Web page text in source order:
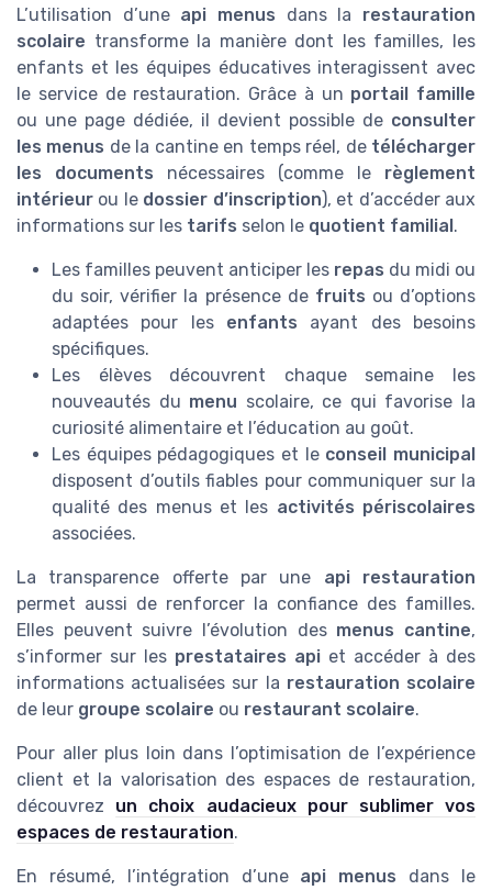
L’utilisation d’une api menus dans la restauration
scolaire transforme la manière dont les familles, les
enfants et les équipes éducatives interagissent avec
le service de restauration. Grâce à un portail famille
ou une page dédiée, il devient possible de consulter
les menus de la cantine en temps réel, de télécharger
les documents nécessaires (comme le règlement
intérieur ou le dossier d’inscription), et d’accéder aux
informations sur les tarifs selon le quotient familial.
Les familles peuvent anticiper les repas du midi ou
du soir, vérifier la présence de fruits ou d’options
adaptées pour les enfants ayant des besoins
spécifiques.
Les élèves découvrent chaque semaine les
nouveautés du menu scolaire, ce qui favorise la
curiosité alimentaire et l’éducation au goût.
Les équipes pédagogiques et le conseil municipal
disposent d’outils fiables pour communiquer sur la
qualité des menus et les activités périscolaires
associées.
La transparence offerte par une api restauration
permet aussi de renforcer la confiance des familles.
Elles peuvent suivre l’évolution des menus cantine,
s’informer sur les prestataires api et accéder à des
informations actualisées sur la restauration scolaire
de leur groupe scolaire ou restaurant scolaire.
Pour aller plus loin dans l’optimisation de l’expérience
client et la valorisation des espaces de restauration,
découvrez un choix audacieux pour sublimer vos
espaces de restauration.
En résumé, l’intégration d’une api menus dans le